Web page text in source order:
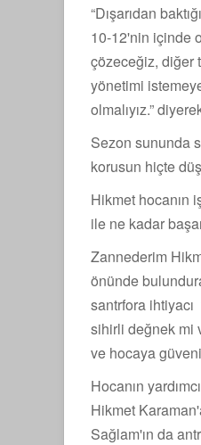
“Dışarıdan
10-12'nin içinde
çözeceğiz, diğer
yönetimi
olmalıyız.”
Sezon sununda
korusun hiçte
Hikmet hocanın
ile ne kadar
Zannederim
önünde
santrfora
sihirli değnek mi
ve hocaya
Hocanın
Hikmet
Sağlam'ın da